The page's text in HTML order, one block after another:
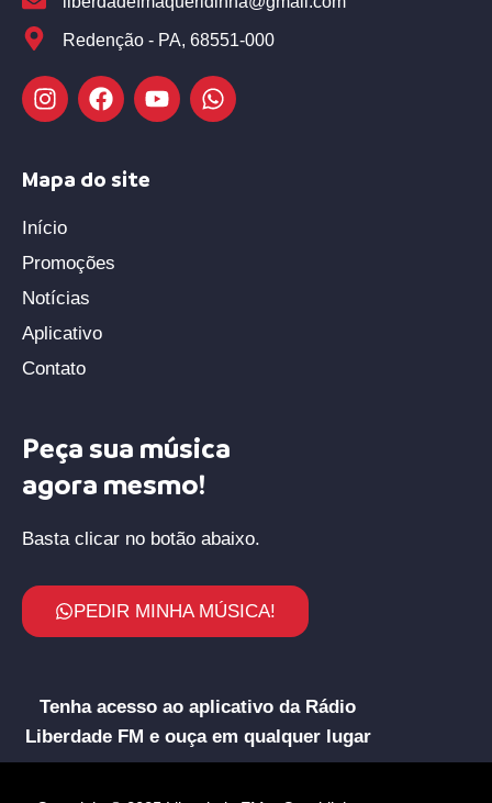
Redenção - PA, 68551-000
Mapa do site
Início
Promoções
Notícias
Aplicativo
Contato
Peça sua música
agora mesmo!
Basta clicar no botão abaixo.
PEDIR MINHA MÚSICA!
Tenha acesso ao aplicativo da Rádio
Liberdade FM e ouça em qualquer lugar